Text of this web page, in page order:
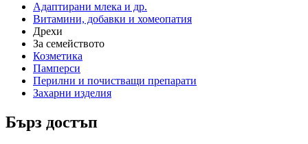
Адаптирани млека и др.
Витамини, добавки и хомеопатия
Дрехи
За семейството
Козметика
Памперси
Перилни и почистващи препарати
Захарни изделия
Бърз достъп